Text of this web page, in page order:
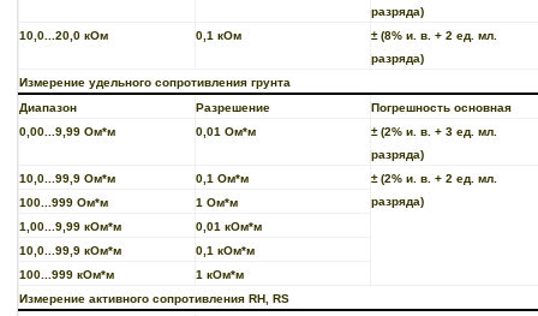
разряда)
10,0...20,0 кОм
0,1 кОм
± (8% и. в. + 2 ед. мл.
разряда)
Измерение удельного сопротивления грунта
Диапазон
Разрешение
Погрешность основная
0,00...9,99 Ом*м
0,01 Ом*м
± (2% и. в. + 3 ед. мл.
разряда)
10,0...99,9 Ом*м
0,1 Ом*м
± (2% и. в. + 2 ед. мл.
разряда)
100...999 Ом*м
1 Ом*м
1,00...9,99 кОм*м
0,01 кОм*м
10,0...99,9 кОм*м
0,1 кОм*м
100...999 кОм*м
1 кОм*м
Измерение активного сопротивления RH, RS